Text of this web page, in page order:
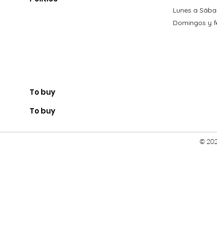
To buy
To buy
Lunes a
Domingos y
©